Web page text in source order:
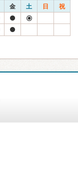
金 土 日 祝